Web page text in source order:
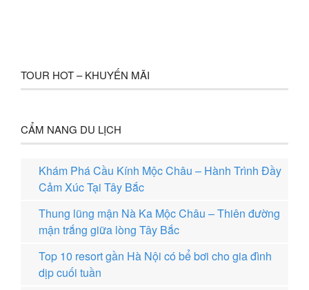
TOUR HOT – KHUYẾN MÃI
CẨM NANG DU LỊCH
Khám Phá Cầu Kính Mộc Châu – Hành Trình Đầy
Cảm Xúc Tại Tây Bắc
Thung lũng mận Nà Ka Mộc Châu – Thiên đường
mận trắng giữa lòng Tây Bắc
Top 10 resort gần Hà Nội có bể bơi cho gia đình
dịp cuối tuần